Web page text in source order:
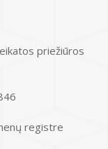
priežiūros
registre